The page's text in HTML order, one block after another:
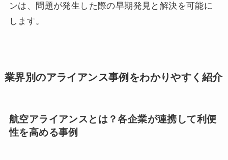
ンは、問題が発生した際の早期発見と解決を可能に
します。
業界別のアライアンス事例をわかりやすく紹介
航空アライアンスとは？各企業が連携して利便
性を高める事例